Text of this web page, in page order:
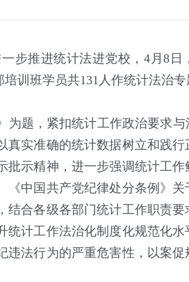
步推进统计法进党校，4月8日
训班学员共131人作统计法治
题，紧扣统计工作政治要求
实准确的统计数据树立和践
示精神，进一步强调统计工
中国共产党纪律处分条例》
合各级各部门统计工作职责
计工作法治化制度化规范化
法行为的严重危害性，以案